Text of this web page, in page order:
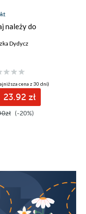
należy do
Dydycz
cena z 30 dni)
23.92 zł
(-20%)